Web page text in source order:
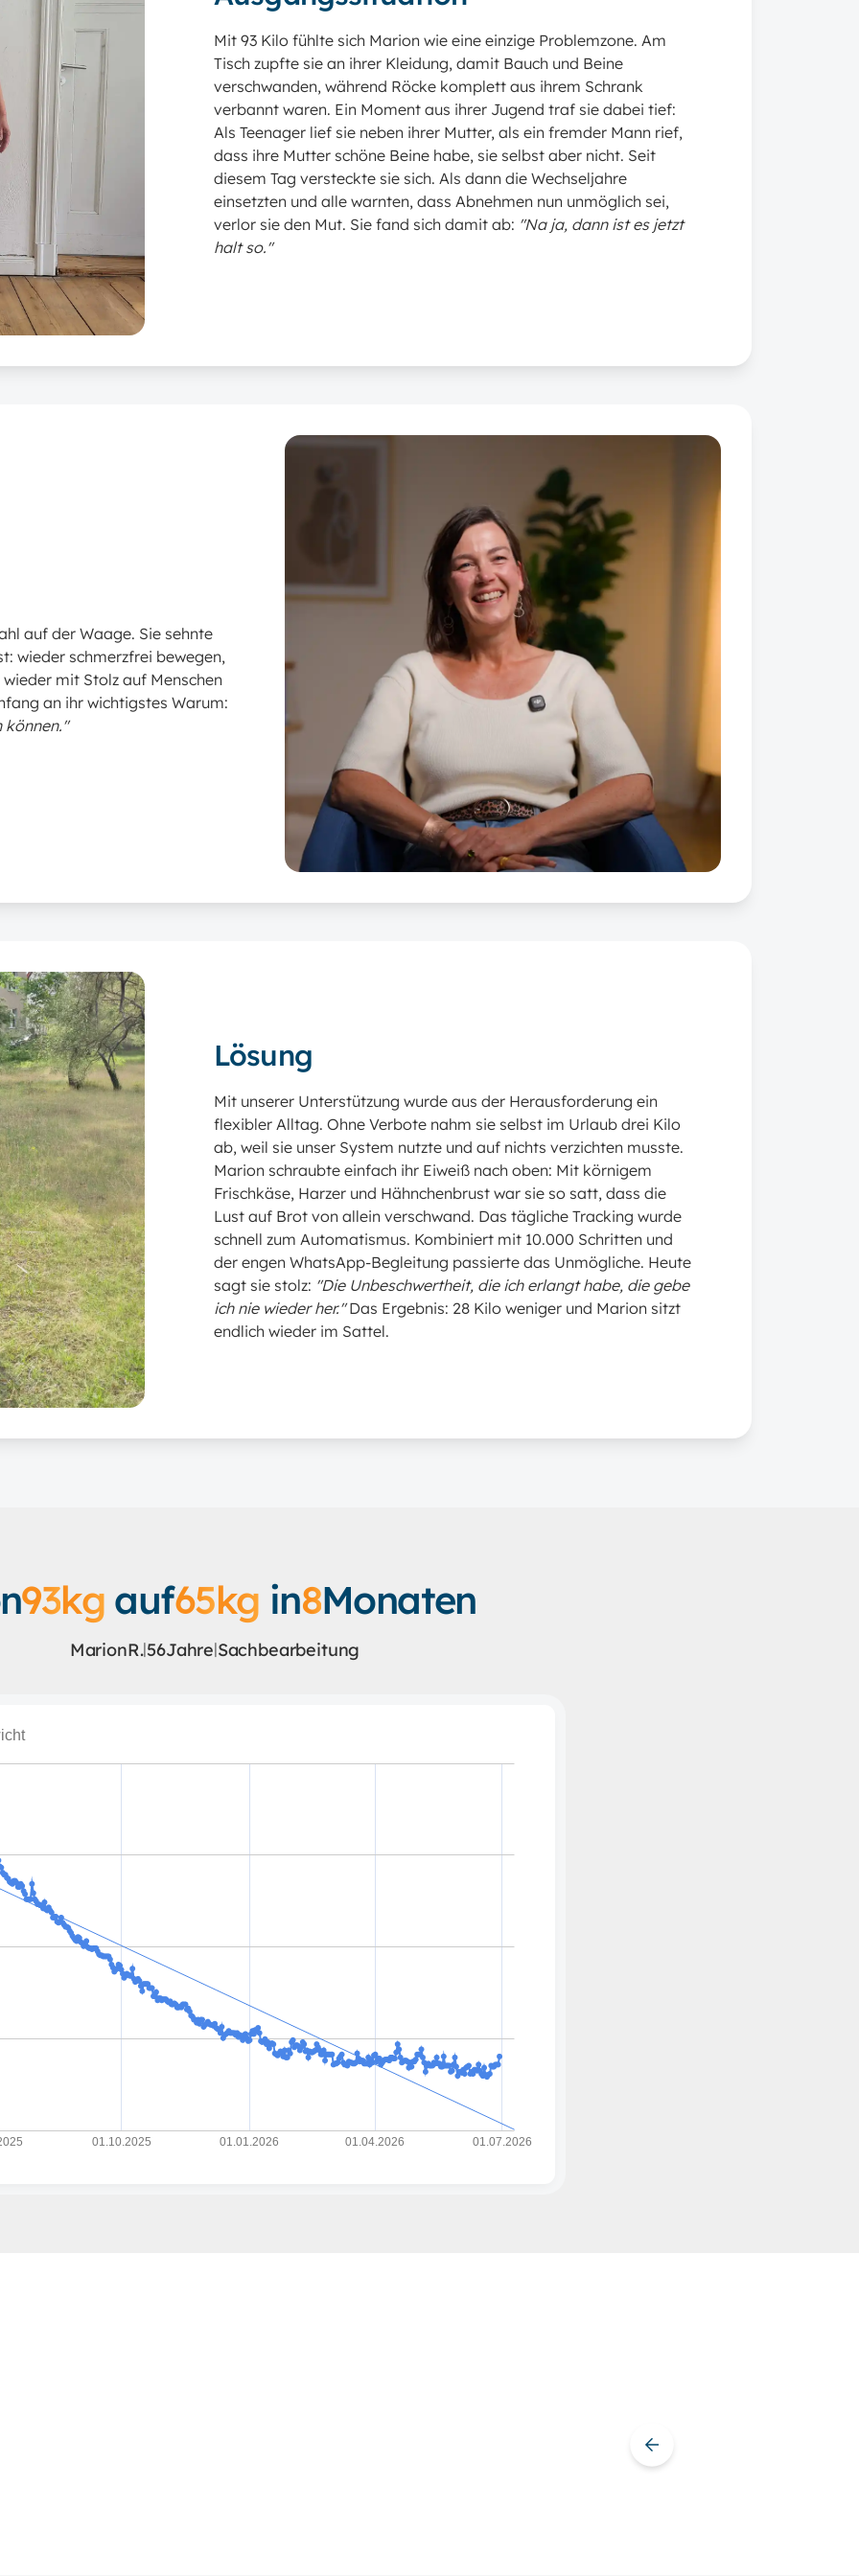
Mit 93 Kilo fühlte sich Marion wie eine einzige Problemzone. Am
Tisch zupfte sie an ihrer Kleidung, damit Bauch und Beine
verschwanden, während Röcke komplett aus ihrem Schrank
verbannt waren. Ein Moment aus ihrer Jugend traf sie dabei tief:
Als Teenager lief sie neben ihrer Mutter, als ein fremder Mann rief,
dass ihre Mutter schöne Beine habe, sie selbst aber nicht. Seit
diesem Tag versteckte sie sich. Als dann die Wechseljahre
einsetzten und alle warnten, dass Abnehmen nun unmöglich sei,
verlor sie den Mut. Sie fand sich damit ab: "Na ja, dann ist es jetzt
halt so."
auf der Waage. Sie sehnte
wieder schmerzfrei bewegen,
mit Stolz auf Menschen
an ihr wichtigstes Warum:
können."
Lösung
Mit unserer Unterstützung wurde aus der Herausforderung ein
flexibler Alltag. Ohne Verbote nahm sie selbst im Urlaub drei Kilo
ab, weil sie unser System nutzte und auf nichts verzichten musste.
Marion schraubte einfach ihr Eiweiß nach oben: Mit körnigem
Frischkäse, Harzer und Hähnchenbrust war sie so satt, dass die
Lust auf Brot von allein verschwand. Das tägliche Tracking wurde
schnell zum Automatismus. Kombiniert mit 10.000 Schritten und
der engen WhatsApp-Begleitung passierte das Unmögliche. Heute
sagt sie stolz: "Die Unbeschwertheit, die ich erlangt habe, die gebe
ich nie wieder her."Das Ergebnis: 28 Kilo weniger und Marion sitzt
endlich wieder im Sattel.
93kg auf65kg in8Monaten
MarionR.|56Jahre|Sachbearbeitung